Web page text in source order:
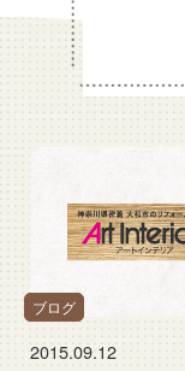
ブログ
2015.09.12